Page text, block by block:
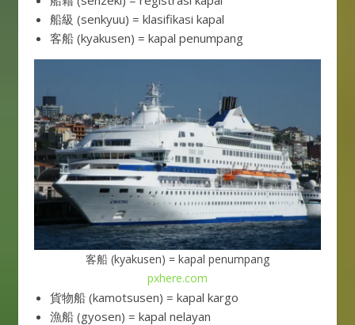
船級 (senkyuu) = klasifikasi kapal
客船 (kyakusen) = kapal penumpang
客船 (kyakusen) = kapal penumpang
pxhere.com
貨物船 (kamotsusen) = kapal kargo
漁船 (gyosen) = kapal nelayan